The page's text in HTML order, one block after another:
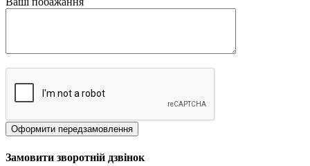
Замовити зворотній дзвінок